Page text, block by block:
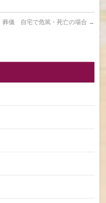
葬儀 自宅で危篤・死亡の場合 →